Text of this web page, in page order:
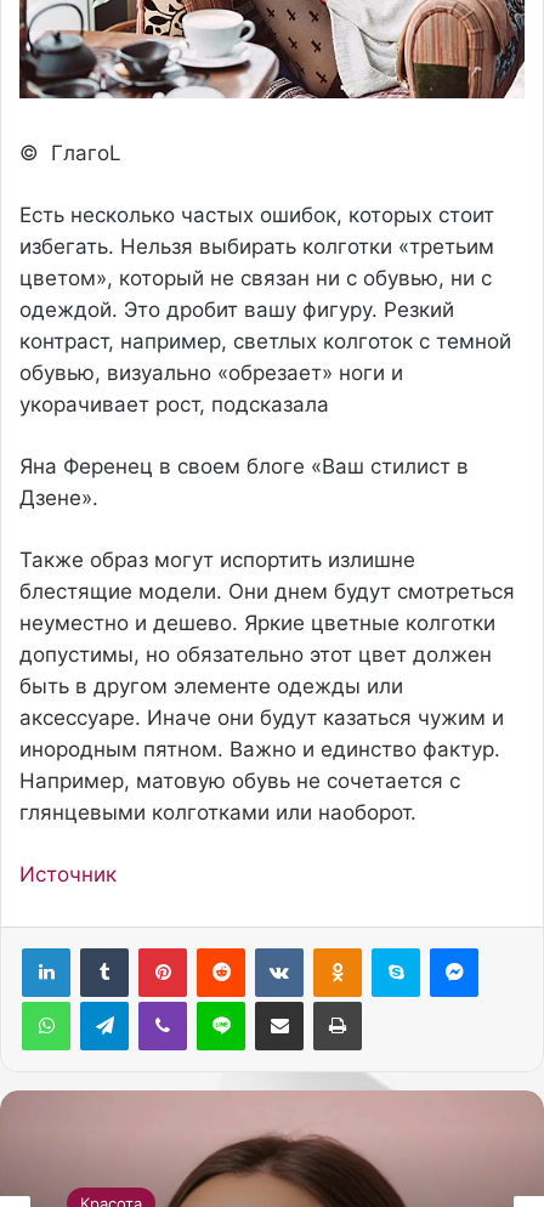
© ГлагоL
Есть несколько частых ошибок, которых стоит
избегать. Нельзя выбирать колготки «третьим
цветом», который не связан ни с обувью, ни с
одеждой. Это дробит вашу фигуру. Резкий
контраст, например, светлых колготок с темной
обувью, визуально «обрезает» ноги и
укорачивает рост, подсказала
Яна Ференец в своем блоге «Ваш стилист в
Дзене».
Также образ могут испортить излишне
блестящие модели. Они днем будут смотреться
неуместно и дешево. Яркие цветные колготки
допустимы, но обязательно этот цвет должен
быть в другом элементе одежды или
аксессуаре. Иначе они будут казаться чужим и
инородным пятном. Важно и единство фактур.
Например, матовую обувь не сочетается с
глянцевыми колготками или наоборот.
Источник
Telegram